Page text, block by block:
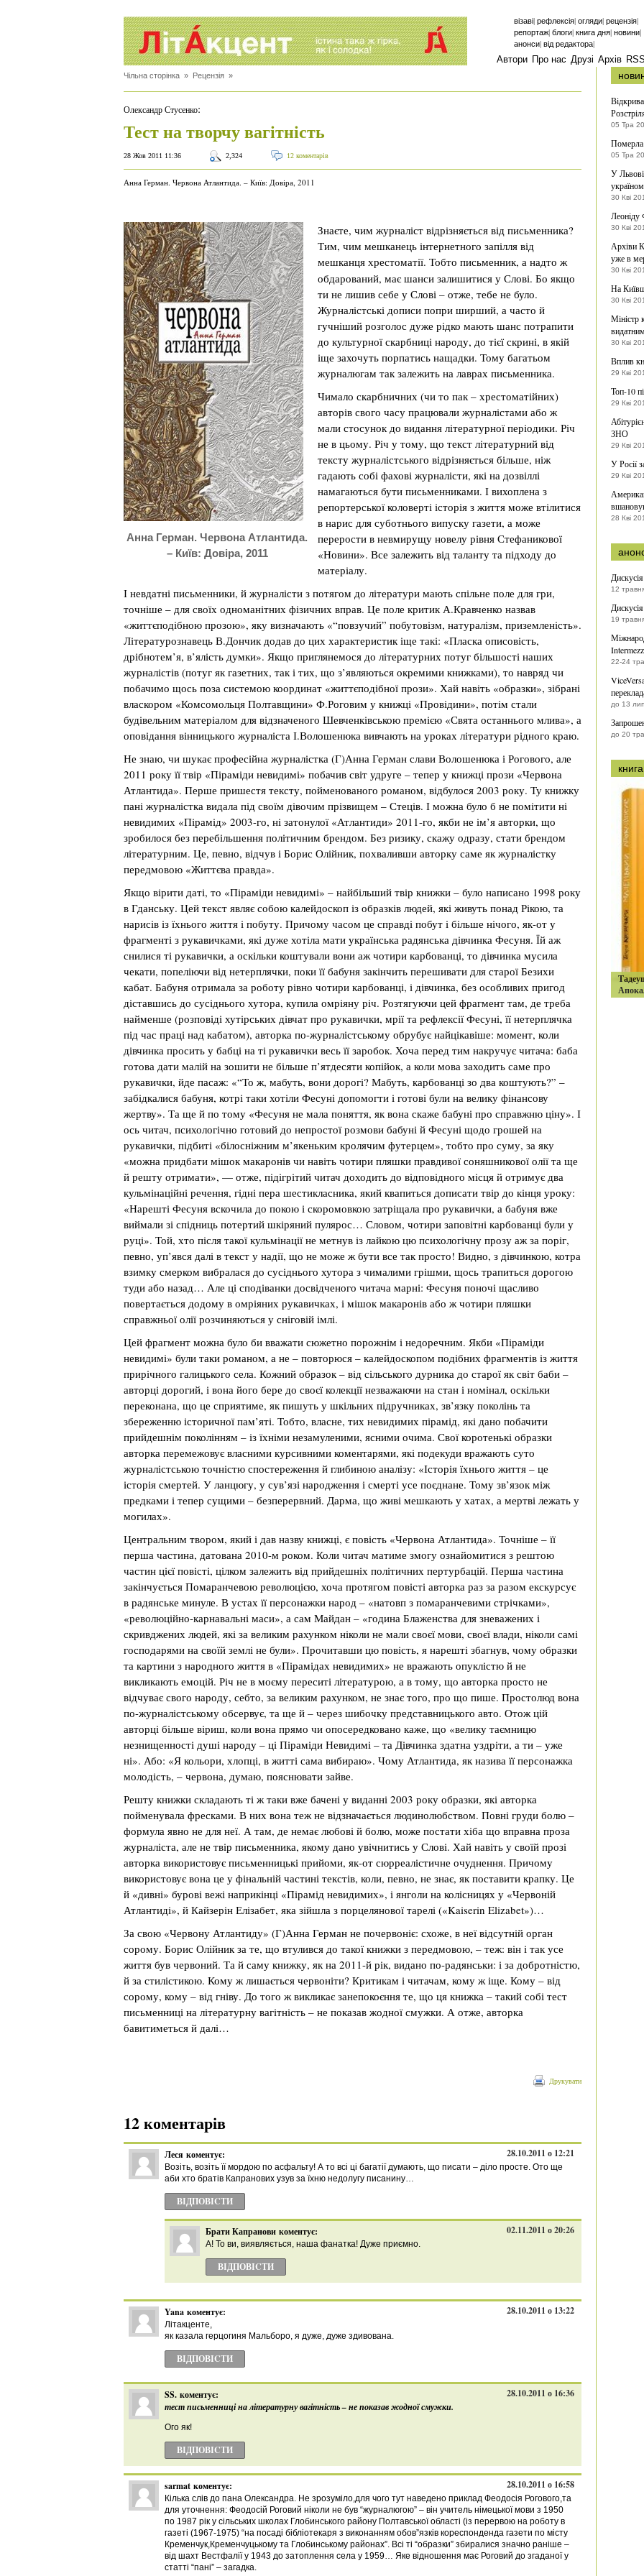
візаві| рефлексія| огляди| рецензія|
репортаж| блоги| книга дня| новини|
анонси| від редактора|
Автори Про нас Друзі Архів RSS
Чільна сторінка » Рецензія »
Олександр Стусенко:
Тест на творчу вагітність
28 Жов 2011 11:36 2,324 12 коментарів
Анна Герман. Червона Атлантида. – Київ: Довіра, 2011
Анна Герман. Червона Атлантида.
– Київ: Довіра, 2011
Знаєте, чим журналіст відрізняється від письменника?
Тим, чим мешканець інтернетного запілля від
мешканця хрестоматії. Тобто письменник, а надто ж
обдарований, має шанси залишитися у Слові. Бо якщо
ти не лишив себе у Слові – отже, тебе не було.
Журналістські дописи попри ширший, а часто й
гучніший розголос дуже рідко мають шанс потрапити
до культурної скарбниці народу, до тієї скрині, в якій
іще захочуть порпатись нащадки. Тому багатьом
журналюгам так залежить на лаврах письменника.
Чимало скарбничних (чи то пак – хрестоматійних)
авторів свого часу працювали журналістами або ж
мали стосунок до видання літературної періодики. Річ
не в цьому. Річ у тому, що текст літературний від
тексту журналістського відрізняється більше, ніж
гадають собі фахові журналісти, які на дозвіллі
намагаються бути письменниками. І вихоплена з
репортерської коловерті історія з життя може втілитися
в нарис для суботнього випуску газети, а може
перерости в невмирущу новелу рівня Стефаникової
«Новини». Все залежить від таланту та підходу до
матеріалу.
І невдатні письменники, й журналісти з потягом до літератури мають спільне поле для гри,
точніше – для своїх одноманітних фізичних вправ. Це поле критик А.Кравченко назвав
«життєподібною прозою», яку визначають «“повзучий” побутовізм, натуралізм, приземленість».
Літературознавець В.Дончик додав до цих характеристик іще такі: «Пласка описовість,
дрібнотем’я, в’ялість думки». Якщо приглянемося до літературних потуг більшості наших
журналістів (потуг як газетних, так і тих, що з’являються окремими книжками), то навряд чи
побачимо щось поза системою координат «життєподібної прози». Хай навіть «образки», зібрані
власкором «Комсомольця Полтавщини» Ф.Роговим у книжці «Провідини», потім стали
будівельним матеріалом для відзначеного Шевченківською премією «Свята останнього млива», а
оповідання вінницького журналіста І.Волошенюка вивчають на уроках літератури рідного краю.
Не знаю, чи шукає професійна журналістка (Г)Анна Герман слави Волошенюка і Рогового, але
2011 року її твір «Піраміди невидимі» побачив світ удруге – тепер у книжці прози «Червона
Атлантида». Перше пришестя тексту, пойменованого романом, відбулося 2003 року. Ту книжку
пані журналістка видала під своїм дівочим прізвищем – Стеців. І можна було б не помітити ні
невидимих «Пірамід» 2003-го, ні затонулої «Атлантиди» 2011-го, якби не ім’я авторки, що
зробилося без перебільшення політичним брендом. Без ризику, скажу одразу, стати брендом
літературним. Це, певно, відчув і Борис Олійник, похваливши авторку саме як журналістку
передмовою «Життєва правда».
Якщо вірити даті, то «Піраміди невидимі» – найбільший твір книжки – було написано 1998 року
в Гданську. Цей текст являє собою калейдоскоп із образків людей, які живуть понад Рікою, та
нарисів із їхнього життя і побуту. Причому часом це справді побут і більше нічого, як-от у
фрагменті з рукавичками, які дуже хотіла мати українська радянська дівчинка Фесуня. Їй аж
снилися ті рукавички, а оскільки коштували вони аж чотири карбованці, то дівчинка мусила
чекати, попеліючи від нетерплячки, поки її бабуня закінчить перешивати для старої Безихи
кабат. Бабуня отримала за роботу рівно чотири карбованці, і дівчинка, без особливих пригод
діставшись до сусіднього хутора, купила омріяну річ. Розтягуючи цей фрагмент там, де треба
найменше (розповіді хутірських дівчат про рукавички, мрії та рефлексії Фесуні, її нетерплячка
під час праці над кабатом), авторка по-журналістському обрубує найцікавіше: момент, коли
дівчинка просить у бабці на ті рукавички весь її заробок. Хоча перед тим накручує читача: баба
готова дати малій на зошити не більше п’ятдесяти копійок, а коли мова заходить саме про
рукавички, йде пасаж: «“То ж, мабуть, вони дорогі? Мабуть, карбованці зо два коштують?” –
забідкалися бабуня, котрі таки хотіли Фесуні допомогти і готові були на велику фінансову
жертву». Та ще й по тому «Фесуня не мала поняття, як вона скаже бабуні про справжню ціну». І
ось читач, психологічно готовий до непростої розмови бабуні й Фесуні щодо грошей на
рукавички, підбиті «білосніжним м’якеньким кролячим футерцем», тобто про суму, за яку
«можна придбати мішок макаронів чи навіть чотири пляшки правдивої соняшникової олії та ще
й решту отримати», — отже, підігрітий читач доходить до відповідного місця й отримує два
кульмінаційні речення, гідні пера шестикласника, який квапиться дописати твір до кінця уроку:
«Нарешті Фесуня вскочила до покою і скоромовкою затріщала про рукавички, а бабуня вже
виймали зі спідниць потертий шкіряний пулярос… Словом, чотири заповітні карбованці були у
руці». Той, хто після такої кульмінації не метнув із лайкою цю психологічну прозу аж за поріг,
певно, уп’явся далі в текст у надії, що не може ж бути все так просто! Видно, з дівчинкою, котра
взимку смерком вибралася до сусіднього хутора з чималими грішми, щось трапиться дорогою
туди або назад… Але ці сподіванки досвідченого читача марні: Фесуня поночі щасливо
повертається додому в омріяних рукавичках, і мішок макаронів або ж чотири пляшки
справжньої олії розчиняються у сніговій імлі.
Цей фрагмент можна було би вважати сюжетно порожнім і недоречним. Якби «Піраміди
невидимі» були таки романом, а не – повторюся – калейдоскопом подібних фрагментів із життя
прирічного галицького села. Кожний образок – від сільського дурника до старої як світ баби –
авторці дорогий, і вона його бере до своєї колекції незважаючи на стан і номінал, оскільки
переконана, що це сприятиме, як пишуть у шкільних підручниках, зв’язку поколінь та
збереженню історичної пам’яті. Тобто, власне, тих невидимих пірамід, які дано побачити
прийдешнім поколінням – із їхніми незамуленими, ясними очима. Свої коротенькі образки
авторка перемежовує власними курсивними коментарями, які подекуди вражають суто
журналістською точністю спостереження й глибиною аналізу: «Історія їхнього життя – це
історія смертей. У ланцюгу, у сув’язі народження і смерті усе поєднане. Тому зв’язок між
предками і тепер сущими – безперервний. Дарма, що живі мешкають у хатах, а мертві лежать у
могилах».
Центральним твором, який і дав назву книжці, є повість «Червона Атлантида». Точніше – її
перша частина, датована 2010-м роком. Коли читач матиме змогу ознайомитися з рештою
частин цієї повісті, цілком залежить від прийдешніх політичних пертурбацій. Перша частина
закінчується Помаранчевою революцією, хоча протягом повісті авторка раз за разом екскурсує
в радянське минуле. В устах її персонажки народ – «натовп з помаранчевими стрічками»,
«революційно-карнавальні маси», а сам Майдан – «година Блаженства для зневажених і
скривджених людей, які за великим рахунком ніколи не мали своєї мови, своєї влади, ніколи самі
господарями на своїй землі не були». Прочитавши цю повість, я нарешті збагнув, чому образки
та картини з народного життя в «Пірамідах невидимих» не вражають опуклістю й не
викликають емоцій. Річ не в моєму переситі літературою, а в тому, що авторка просто не
відчуває свого народу, себто, за великим рахунком, не знає того, про що пише. Простолюд вона
по-журналістському обсервує, та ще й – через шибочку представницького авто. Отож цій
авторці більше віриш, коли вона прямо чи опосередковано каже, що «велику таємницю
незнищенності душі народу – ці Піраміди Невидимі – та Дівчинка здатна уздріти, а ти – уже
ні». Або: «Я кольори, хлопці, в житті сама вибираю». Чому Атлантида, як назива її персонажка
молодість, – червона, думаю, пояснювати зайве.
Решту книжки складають ті ж таки вже бачені у виданні 2003 року образки, які авторка
пойменувала фресками. В них вона теж не відзначається людинолюбством. Повні груди болю –
формула явно не для неї. А там, де немає любові й болю, може постати хіба що вправна проза
журналіста, але не твір письменника, якому дано увічнитись у Слові. Хай навіть у своїй прозі
авторка використовує письменницькі прийоми, як-от сюрреалістичне очуднення. Причому
використовує вона це у фінальній частині текстів, коли, певно, не знає, як поставити крапку. Це
й «дивні» бурові вежі наприкінці «Пірамід невидимих», і янголи на колісницях у «Червоній
Атлантиді», й Кайзерін Елізабет, яка зійшла з порцелянової тарелі («Kaiserin Elizabet»)…
За свою «Червону Атлантиду» (Г)Анна Герман не почервоніє: схоже, в неї відсутній орган
сорому. Борис Олійник за те, що втулився до такої книжки з передмовою, – теж: він і так усе
життя був червоний. Та й саму книжку, як на 2011-й рік, видано по-радянськи: і за добротністю,
й за стилістикою. Кому ж лишається червоніти? Критикам і читачам, кому ж іще. Кому – від
сорому, кому – від гніву. До того ж викликає занепокоєння те, що ця книжка – такий собі тест
письменниці на літературну вагітність – не показав жодної смужки. А отже, авторка
бавитиметься й далі…
Друкувати
12 коментарів
Леся коментує: 28.10.2011 о 12:21
Возіть, возіть її мордою по асфальту! А то всі ці багатії думають, що писати – діло просте. Ото ще
аби хто братів Капранових узув за їхню недолугу писанину…
ВІДПОВІCТИ
Брати Капранови коментує: 02.11.2011 о 20:26
А! То ви, виявляється, наша фанатка! Дуже приємно.
ВІДПОВІCТИ
Yana коментує: 28.10.2011 о 13:22
Літакценте,
як казала герцогиня Мальборо, я дуже, дуже здивована.
ВІДПОВІCТИ
SS. коментує:
28.10.2011 о 16:36
тест письменниці на літературну вагітність – не показав жодної смужки.
Ого як!
ВІДПОВІCТИ
sarmat коментує: 28.10.2011 о 16:58
Кілька слів до пана Олександра. Не зрозуміло,для чого тут наведено приклад Феодосія Рогового,та
для уточнення: Феодосій Роговий ніколи не був “журналюгою” – він учитель німецької мови з 1950
по 1987 рік у сільських школах Глобинського району Полтавської області (із перервою на роботу в
газеті (1967-1975) “на посаді бібліотекаря з виконанням обов”язків кореспонденда газети по місту
Кременчук,Кременчуцькому та Глобинському районах”. Всі ті “образки” збиралися значно раніше –
від шахт Вестфалії у 1943 до затоплення села у 1959… Яке відношення має Роговий до згаданої у
статті “пані” – загадка.
05 Тра
05 Тра
У
30 Кві
Леоніду
30 Кві
Архіви
уже в
30 Кві
На
30 Кві
Міністр
30 Кві
Вплив
29 Кві
Топ-10
29 Кві
ЗНО
29 Кві
У Росії
29 Кві
28 Кві
12
19
22-24
до 13
до 20